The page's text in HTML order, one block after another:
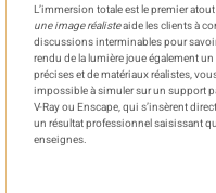
L’immersion totale est le premier
une image réalisteaide les clients à
discussions interminables pour
rendu de la lumière joue également
précises et de matériaux réalistes,
impossible à simuler sur un support
V-Ray ou Enscape, qui s’insèrent
un résultat professionnel saisissant
enseignes.